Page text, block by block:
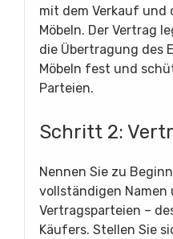
mit dem Verkauf und
Möbeln. Der Vertrag
die Übertragung des
Möbeln fest und
Parteien.
Schritt 2:
Nennen Sie zu
vollständigen
Vertragsparteien –
Käufers. Stellen Sie